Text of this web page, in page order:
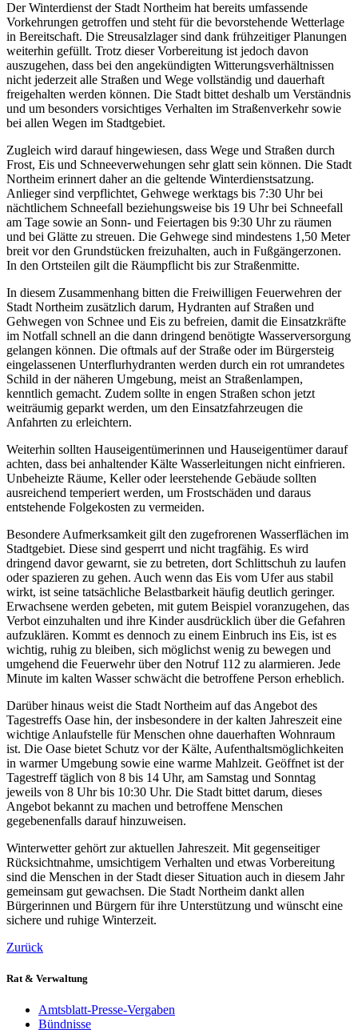
Der Winterdienst der Stadt Northeim hat bereits umfassende
Vorkehrungen getroffen und steht für die bevorstehende Wetterlage
in Bereitschaft. Die Streusalzlager sind dank frühzeitiger Planungen
weiterhin gefüllt. Trotz dieser Vorbereitung ist jedoch davon
auszugehen, dass bei den angekündigten Witterungsverhältnissen
nicht jederzeit alle Straßen und Wege vollständig und dauerhaft
freigehalten werden können. Die Stadt bittet deshalb um Verständnis
und um besonders vorsichtiges Verhalten im Straßenverkehr sowie
bei allen Wegen im Stadtgebiet.
Zugleich wird darauf hingewiesen, dass Wege und Straßen durch
Frost, Eis und Schneeverwehungen sehr glatt sein können. Die Stadt
Northeim erinnert daher an die geltende Winterdienstsatzung.
Anlieger sind verpflichtet, Gehwege werktags bis 7:30 Uhr bei
nächtlichem Schneefall beziehungsweise bis 19 Uhr bei Schneefall
am Tage sowie an Sonn- und Feiertagen bis 9:30 Uhr zu räumen
und bei Glätte zu streuen. Die Gehwege sind mindestens 1,50 Meter
breit vor den Grundstücken freizuhalten, auch in Fußgängerzonen.
In den Ortsteilen gilt die Räumpflicht bis zur Straßenmitte.
In diesem Zusammenhang bitten die Freiwilligen Feuerwehren der
Stadt Northeim zusätzlich darum, Hydranten auf Straßen und
Gehwegen von Schnee und Eis zu befreien, damit die Einsatzkräfte
im Notfall schnell an die dann dringend benötigte Wasserversorgung
gelangen können. Die oftmals auf der Straße oder im Bürgersteig
eingelassenen Unterflurhydranten werden durch ein rot umrandetes
Schild in der näheren Umgebung, meist an Straßenlampen,
kenntlich gemacht. Zudem sollte in engen Straßen schon jetzt
weiträumig geparkt werden, um den Einsatzfahrzeugen die
Anfahrten zu erleichtern.
Weiterhin sollten Hauseigentümerinnen und Hauseigentümer darauf
achten, dass bei anhaltender Kälte Wasserleitungen nicht einfrieren.
Unbeheizte Räume, Keller oder leerstehende Gebäude sollten
ausreichend temperiert werden, um Frostschäden und daraus
entstehende Folgekosten zu vermeiden.
Besondere Aufmerksamkeit gilt den zugefrorenen Wasserflächen im
Stadtgebiet. Diese sind gesperrt und nicht tragfähig. Es wird
dringend davor gewarnt, sie zu betreten, dort Schlittschuh zu laufen
oder spazieren zu gehen. Auch wenn das Eis vom Ufer aus stabil
wirkt, ist seine tatsächliche Belastbarkeit häufig deutlich geringer.
Erwachsene werden gebeten, mit gutem Beispiel voranzugehen, das
Verbot einzuhalten und ihre Kinder ausdrücklich über die Gefahren
aufzuklären. Kommt es dennoch zu einem Einbruch ins Eis, ist es
wichtig, ruhig zu bleiben, sich möglichst wenig zu bewegen und
umgehend die Feuerwehr über den Notruf 112 zu alarmieren. Jede
Minute im kalten Wasser schwächt die betroffene Person erheblich.
Darüber hinaus weist die Stadt Northeim auf das Angebot des
Tagestreffs Oase hin, der insbesondere in der kalten Jahreszeit eine
wichtige Anlaufstelle für Menschen ohne dauerhaften Wohnraum
ist. Die Oase bietet Schutz vor der Kälte, Aufenthaltsmöglichkeiten
in warmer Umgebung sowie eine warme Mahlzeit. Geöffnet ist der
Tagestreff täglich von 8 bis 14 Uhr, am Samstag und Sonntag
jeweils von 8 Uhr bis 10:30 Uhr. Die Stadt bittet darum, dieses
Angebot bekannt zu machen und betroffene Menschen
gegebenenfalls darauf hinzuweisen.
Winterwetter gehört zur aktuellen Jahreszeit. Mit gegenseitiger
Rücksichtnahme, umsichtigem Verhalten und etwas Vorbereitung
sind die Menschen in der Stadt dieser Situation auch in diesem Jahr
gemeinsam gut gewachsen. Die Stadt Northeim dankt allen
Bürgerinnen und Bürgern für ihre Unterstützung und wünscht eine
sichere und ruhige Winterzeit.
Zurück
Rat & Verwaltung
Amtsblatt-Presse-Vergaben
Bündnisse